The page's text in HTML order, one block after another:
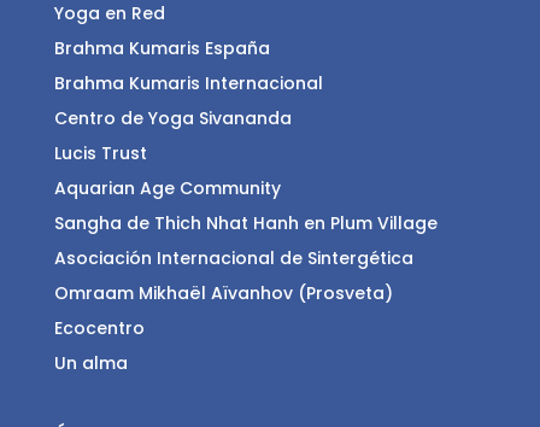
Yoga en Red
Brahma Kumaris España
Brahma Kumaris Internacional
Centro de Yoga Sivananda
Lucis Trust
Aquarian Age Community
Sangha de Thich Nhat Hanh en Plum Village
Asociación Internacional de Sintergética
Omraam Mikhaël Aïvanhov (Prosveta)
Ecocentro
Un alma